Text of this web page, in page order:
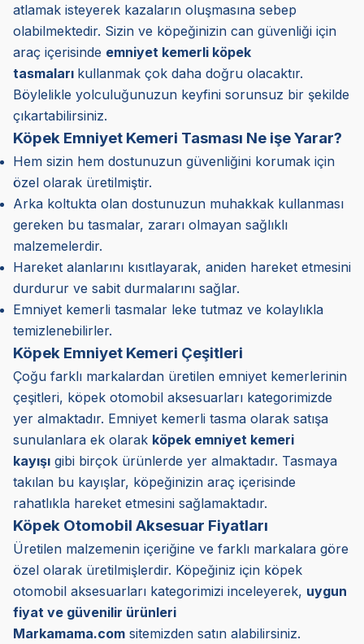
atlamak isteyerek kazaların oluşmasına sebep
olabilmektedir. Sizin ve köpeğinizin can güvenliği için
araç içerisinde emniyet kemerli köpek
tasmaları kullanmak çok daha doğru olacaktır.
Böylelikle yolculuğunuzun keyfini sorunsuz bir şekilde
çıkartabilirsiniz.
Köpek Emniyet Kemeri Tasması Ne işe Yarar?
Hem sizin hem dostunuzun güvenliğini korumak için
özel olarak üretilmiştir.
Arka koltukta olan dostunuzun muhakkak kullanması
gereken bu tasmalar, zararı olmayan sağlıklı
malzemelerdir.
Hareket alanlarını kısıtlayarak, aniden hareket etmesini
durdurur ve sabit durmalarını sağlar.
Emniyet kemerli tasmalar leke tutmaz ve kolaylıkla
temizlenebilirler.
Köpek Emniyet Kemeri Çeşitleri
Çoğu farklı markalardan üretilen emniyet kemerlerinin
çeşitleri, köpek otomobil aksesuarları kategorimizde
yer almaktadır. Emniyet kemerli tasma olarak satışa
sunulanlara ek olarak köpek emniyet kemeri
kayışı gibi birçok ürünlerde yer almaktadır. Tasmaya
takılan bu kayışlar, köpeğinizin araç içerisinde
rahatlıkla hareket etmesini sağlamaktadır.
Köpek Otomobil Aksesuar Fiyatları
Üretilen malzemenin içeriğine ve farklı markalara göre
özel olarak üretilmişlerdir. Köpeğiniz için köpek
otomobil aksesuarları kategorimizi inceleyerek, uygun
fiyat ve güvenilir ürünleri
Markamama.com sitemizden satın alabilirsiniz.